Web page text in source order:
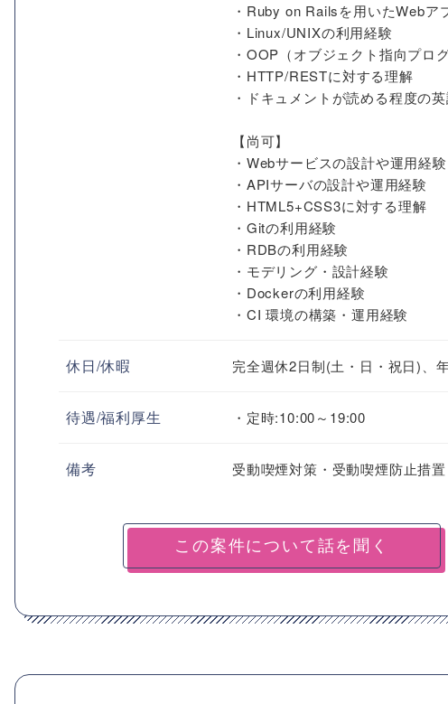
・Ruby on Railsを用いたWebア
・Linux/UNIXの利用経験
・OOP（オブジェクト指向プロ
・HTTP/RESTに対する理解
・ドキュメントが読める程度の
【尚可】
・Webサービスの設計や運用経験
・APIサーバの設計や運用経験
・HTML5+CSS3に対する理解
・Gitの利用経験
・RDBの利用経験
・モデリング・設計経験
・Dockerの利用経験
・CI 環境の構築・運用経験
休日/休暇 完全週休2日制(土・日・祝日)、
待遇/福利厚生 ・定時:10:00～19:00
備考 受動喫煙対策・受動喫煙防止措置